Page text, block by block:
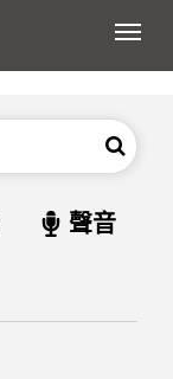
展
搜尋
聲音